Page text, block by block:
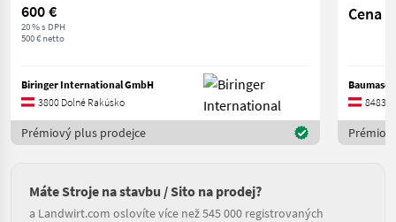
600 €
20 % s DPH
500 € netto
Biringer International GmbH
3800 Dolné Rakúsko
Prémiový plus prodejce
Cena
8483
Máte Stroje na stavbu / Sito na prodej?
a Landwirt.com oslovíte více než 545 000 registrovaných